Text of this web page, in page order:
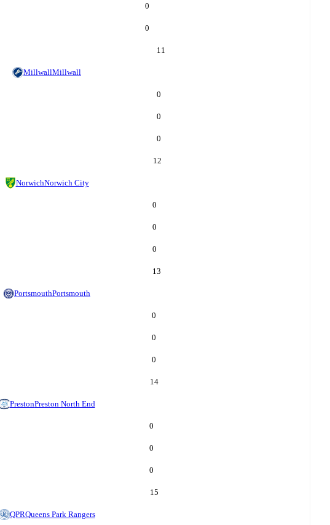
0
0
11
MillwallMillwall
0
0
0
12
NorwichNorwich City
0
0
0
13
PortsmouthPortsmouth
0
0
0
14
PrestonPreston North End
0
0
0
15
QPRQueens Park Rangers